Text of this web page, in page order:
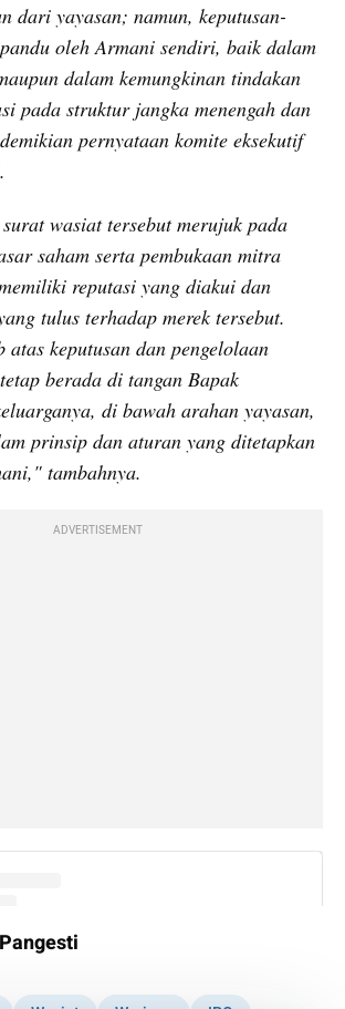
dari yayasan; namun, keputusan-
oleh Armani sendiri, baik dalam
dalam kemungkinan tindakan
pada struktur jangka menengah dan
pernyataan komite eksekutif
wasiat tersebut merujuk pada
saham serta pembukaan mitra
reputasi yang diakui dan
tulus terhadap merek tersebut.
atas keputusan dan pengelolaan
berada di tangan Bapak
di bawah arahan yayasan,
prinsip dan aturan yang ditetapkan
tambahnya.
ADVERTISEMENT